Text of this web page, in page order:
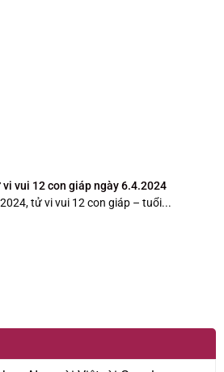
vui 12 con giáp ngày 6.4.2024
tử vi vui 12 con giáp – tuổi...